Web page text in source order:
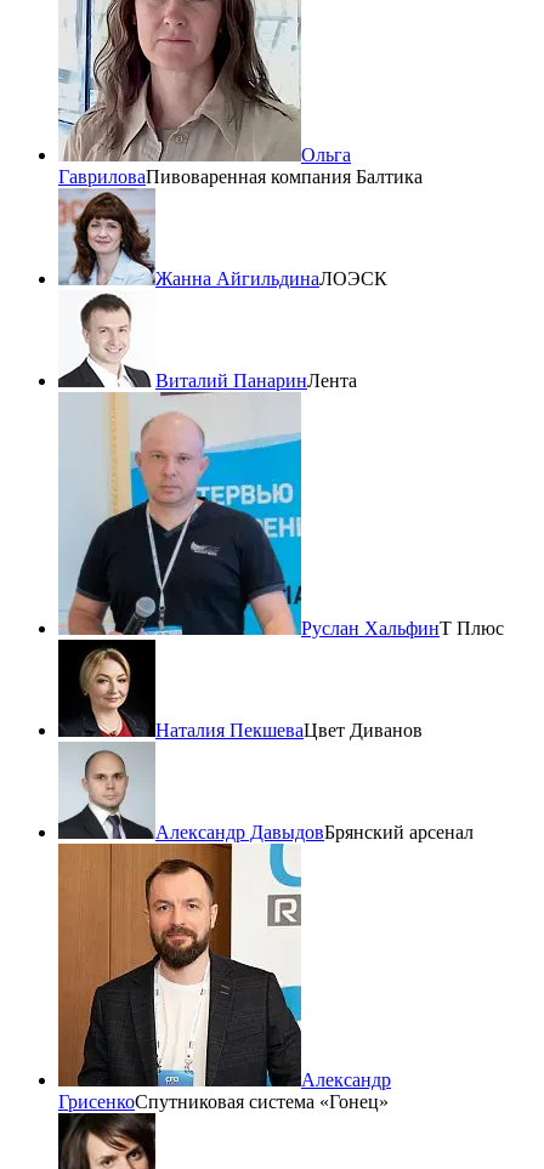
Ольга
ГавриловаПивоваренная компания Балтика
Жанна АйгильдинаЛОЭСК
Виталий ПанаринЛента
Руслан ХальфинТ Плюс
Наталия ПекшеваЦвет Диванов
Александр ДавыдовБрянский арсенал
Александр
ГрисенкоСпутниковая система «Гонец»